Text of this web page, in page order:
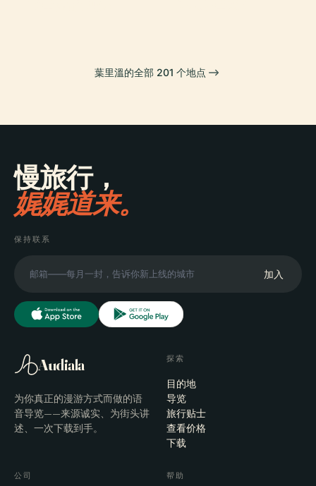
葉里溫的全部 201 个地点
慢旅行，
娓娓道来。
保持联系
加入
Audiala
为你真正的漫游方式而做的语
音导览——来源诚实、为街头讲
述、一次下载到手。
探索
目的地
导览
旅行贴士
查看价格
下载
公司 帮助